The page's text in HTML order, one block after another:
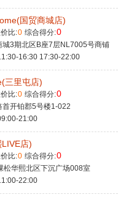
国贸商城店)
比:0 综合得分:0
城3期北区B座7层NL7005号商铺
16:30 17:30-22:00
三里屯店)
比:0 综合得分:0
开铂郡5号楼1-022
21:00
店)
比:0 综合得分:0
松华熙北区下沉广场008室
22:00